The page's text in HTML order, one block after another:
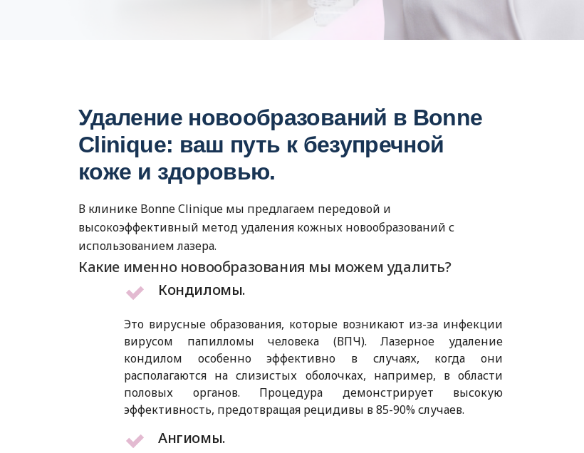
Удаление новообразований в Bonne
Clinique: ваш путь к безупречной
коже и здоровью.
В клинике Bonne Clinique мы предлагаем передовой и
высокоэффективный метод удаления кожных новообразований с
использованием лазера.
Какие именно новообразования мы можем удалить?
Кондиломы.
Это вирусные образования, которые возникают из-за инфекции
вирусом папилломы человека (ВПЧ). Лазерное удаление
кондилом особенно эффективно в случаях, когда они
располагаются на слизистых оболочках, например, в области
половых органов. Процедура демонстрирует высокую
эффективность, предотвращая рецидивы в 85-90% случаев.
Ангиомы.